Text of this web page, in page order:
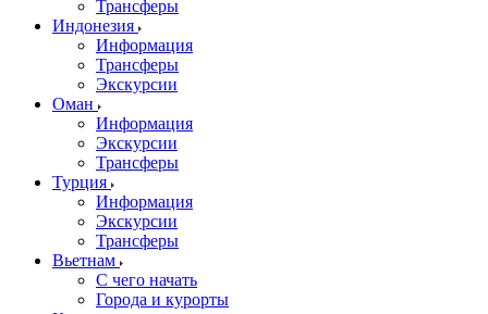
Трансферы
Индонезия
Информация
Трансферы
Экскурсии
Оман
Информация
Экскурсии
Трансферы
Турция
Информация
Экскурсии
Трансферы
Вьетнам
С чего начать
Города и курорты